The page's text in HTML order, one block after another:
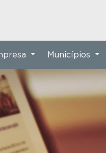
Municípios